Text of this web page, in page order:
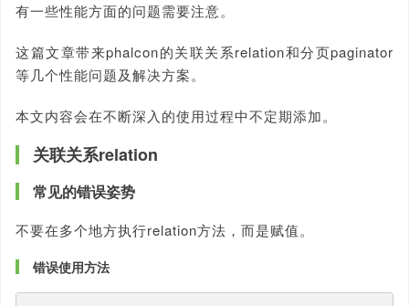
有一些性能方面的问题需要注意。
这篇文章带来phalcon的关联关系relation和分页paginator
等几个性能问题及解决方案。
本文内容会在不断深入的使用过程中不定期添加。
关联关系relation
常见的错误姿势
不要在多个地方执行relation方法，而是赋值。
错误使用方法